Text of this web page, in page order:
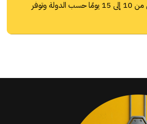
تتراوح مدة الشحن من 10 إلى 15 يومًا حسب الدولة وتوفر